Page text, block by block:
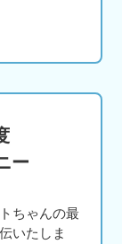
ー
ちゃんの最
いたしま